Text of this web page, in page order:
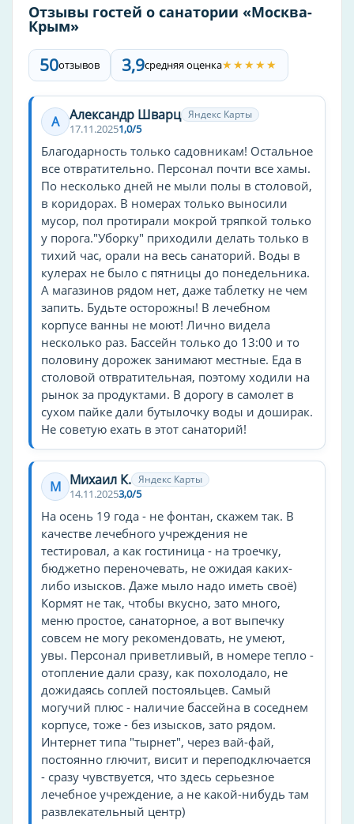
Бар
Сад
Wi-Fi в номере
бассейн
баскетбол
волейбол
футбол
Другие услуги
кондиционер в номере
игровая комната
массаж
врач
spa
трансфер
ресторан
фен
бар
лифт
конференц-зал
банкомат
тренажёрный зал
круглосуточная стойка регистрации
холодильник
утюг
прачечная
отопление
бассейн
пляж
кафе
уборка
шезлонги
сейф
барбекю
Отзывы гостей о санатории «Москва-
Крым»
50отзывов 3,9средняя оценка★★★★★
А Александр Шварц Яндекс Карты
17.11.20251,0/5
Благодарность только садовникам! Остальное
все отвратительно. Персонал почти все хамы.
По несколько дней не мыли полы в столовой,
в коридорах. В номерах только выносили
мусор, пол протирали мокрой тряпкой только
у порога."Уборку" приходили делать только в
тихий час, орали на весь санаторий. Воды в
кулерах не было с пятницы до понедельника.
А магазинов рядом нет, даже таблетку не чем
запить. Будьте осторожны! В лечебном
корпусе ванны не моют! Лично видела
несколько раз. Бассейн только до 13:00 и то
половину дорожек занимают местные. Еда в
столовой отвратительная, поэтому ходили на
рынок за продуктами. В дорогу в самолет в
сухом пайке дали бутылочку воды и доширак.
Не советую ехать в этот санаторий!
М Михаил К. Яндекс Карты
14.11.20253,0/5
На осень 19 года - не фонтан, скажем так. В
качестве лечебного учреждения не
тестировал, а как гостиница - на троечку,
бюджетно переночевать, не ожидая каких-
либо изысков. Даже мыло надо иметь своё)
Кормят не так, чтобы вкусно, зато много,
меню простое, санаторное, а вот выпечку
совсем не могу рекомендовать, не умеют,
увы. Персонал приветливый, в номере тепло -
отопление дали сразу, как похолодало, не
дожидаясь соплей постояльцев. Самый
могучий плюс - наличие бассейна в соседнем
корпусе, тоже - без изысков, зато рядом.
Интернет типа "тырнет", через вай-фай,
постоянно глючит, висит и переподключается
- сразу чувствуется, что здесь серьезное
лечебное учреждение, а не какой-нибудь там
развлекательный центр)